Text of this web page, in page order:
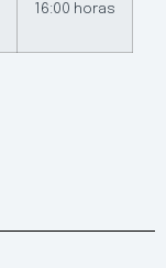
16:00 horas